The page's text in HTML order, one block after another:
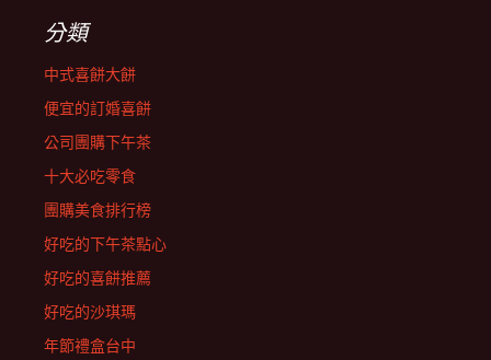
分類
中式喜餅大餅
便宜的訂婚喜餅
公司團購下午茶
十大必吃零食
團購美食排行榜
好吃的下午茶點心
好吃的喜餅推薦
好吃的沙琪瑪
年節禮盒台中